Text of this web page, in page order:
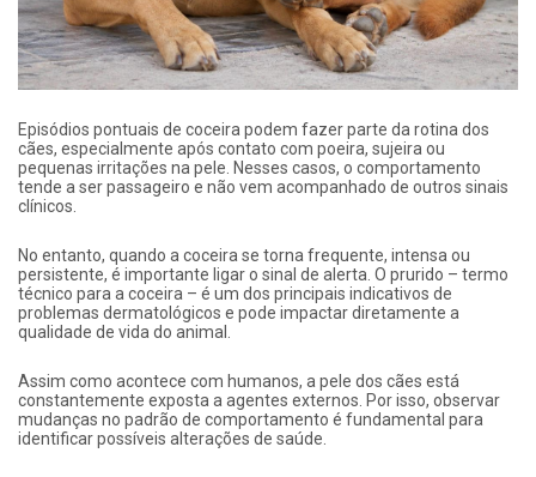
Episódios pontuais de coceira podem fazer parte da rotina dos
cães, especialmente após contato com poeira, sujeira ou
pequenas irritações na pele. Nesses casos, o comportamento
tende a ser passageiro e não vem acompanhado de outros sinais
clínicos.
No entanto, quando a coceira se torna frequente, intensa ou
persistente, é importante ligar o sinal de alerta. O prurido – termo
técnico para a coceira – é um dos principais indicativos de
problemas dermatológicos e pode impactar diretamente a
qualidade de vida do animal.
Assim como acontece com humanos, a pele dos cães está
constantemente exposta a agentes externos. Por isso, observar
mudanças no padrão de comportamento é fundamental para
identificar possíveis alterações de saúde.